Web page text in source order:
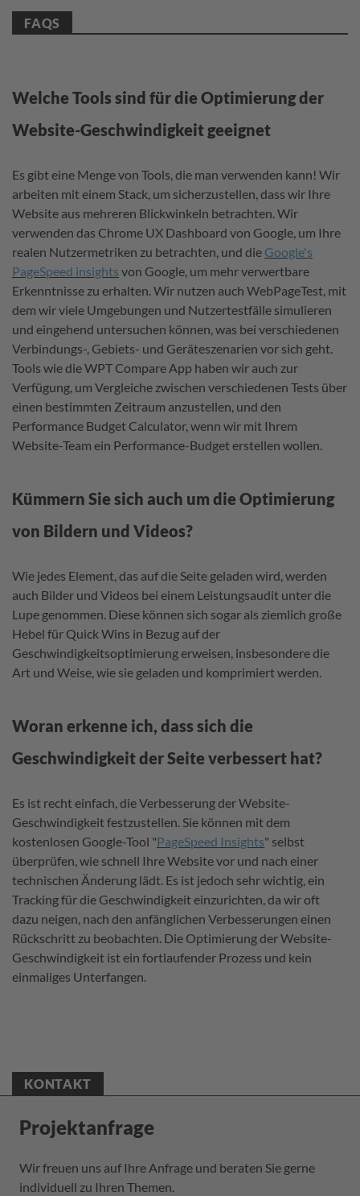
FAQS
Welche Tools sind für die Optimierung der
Website-Geschwindigkeit geeignet
Es gibt eine Menge von Tools, die man verwenden kann! Wir
arbeiten mit einem Stack, um sicherzustellen, dass wir Ihre
Website aus mehreren Blickwinkeln betrachten. Wir
verwenden das Chrome UX Dashboard von Google, um Ihre
realen Nutzermetriken zu betrachten, und die Google's
PageSpeed insights von Google, um mehr verwertbare
Erkenntnisse zu erhalten. Wir nutzen auch WebPageTest, mit
dem wir viele Umgebungen und Nutzertestfälle simulieren
und eingehend untersuchen können, was bei verschiedenen
Verbindungs-, Gebiets- und Geräteszenarien vor sich geht.
Tools wie die WPT Compare App haben wir auch zur
Verfügung, um Vergleiche zwischen verschiedenen Tests über
einen bestimmten Zeitraum anzustellen, und den
Performance Budget Calculator, wenn wir mit Ihrem
Website-Team ein Performance-Budget erstellen wollen.
Kümmern Sie sich auch um die Optimierung
von Bildern und Videos?
Wie jedes Element, das auf die Seite geladen wird, werden
auch Bilder und Videos bei einem Leistungsaudit unter die
Lupe genommen. Diese können sich sogar als ziemlich große
Hebel für Quick Wins in Bezug auf der
Geschwindigkeitsoptimierung erweisen, insbesondere die
Art und Weise, wie sie geladen und komprimiert werden.
Woran erkenne ich, dass sich die
Geschwindigkeit der Seite verbessert hat?
Es ist recht einfach, die Verbesserung der Website-
Geschwindigkeit festzustellen. Sie können mit dem
kostenlosen Google-Tool "PageSpeed Insights" selbst
überprüfen, wie schnell Ihre Website vor und nach einer
technischen Änderung lädt. Es ist jedoch sehr wichtig, ein
Tracking für die Geschwindigkeit einzurichten, da wir oft
dazu neigen, nach den anfänglichen Verbesserungen einen
Rückschritt zu beobachten. Die Optimierung der Website-
Geschwindigkeit ist ein fortlaufender Prozess und kein
einmaliges Unterfangen.
KONTAKT
Projektanfrage
Wir freuen uns auf Ihre Anfrage und beraten Sie gerne
individuell zu Ihren Themen.